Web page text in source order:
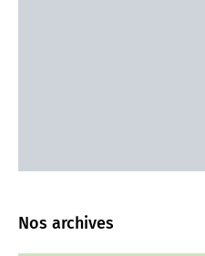
Nos archives